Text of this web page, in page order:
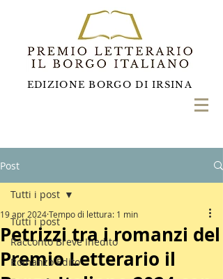
EDIZIONE BORGO DI IRSINA
Post
Tutti i post
Racconto Breve Inedito
Romanzo Edito
Tutti i post
Petrizzi tra i romanzi del
Premio Letterario il
19 apr 2024Tempo di lettura: 1 min